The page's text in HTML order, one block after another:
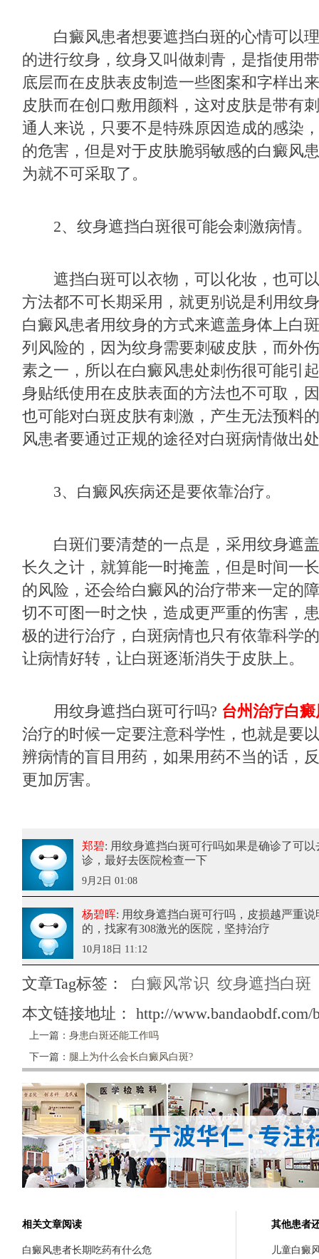
白癜风患者想要遮挡白斑的心情可以理
的进行纹身，纹身又叫做刺青，是指使用
底层而在皮肤表皮制造一些图案和字样出
皮肤而在创口敷用颜料，这对皮肤是带有
通人来说，只要不是特殊原因造成的感染
的危害，但是对于皮肤脆弱敏感的白癜风
为就不可采取了。
2、纹身遮挡白斑很可能会刺激病情。
遮挡白斑可以衣物，可以化妆，也可以
方法都不可长期采用，就更别说是利用纹
白癜风患者用纹身的方式来遮盖身体上白
列风险的，因为纹身需要刺破皮肤，而外
素之一，所以在白癜风患处刺伤很可能引
身贴纸使用在皮肤表面的方法也不可取，
也可能对白斑皮肤有刺激，产生无法预料
风患者要通过正规的途径对白斑病情做出
3、白癜风疾病还是要依靠治疗。
白斑们要清楚的一点是，采用纹身遮盖
长久之计，就算能一时掩盖，但是时间一
的风险，还会给白癜风的治疗带来一定的
切不可图一时之快，造成更严重的伤害，
极的进行治疗，白斑病情也只有依靠科学
让病情好转，让白斑逐渐消失于皮肤上。
用纹身遮挡白斑可行吗? 台州治疗白
治疗的时候一定要注意科学性，也就是要
辨病情的盲目用药，如果用药不当的话，
更加厉害。
郑碧: 用纹身遮挡白斑可行吗如果是确诊了可以
诊，最好去医院检查一下
9月2日 01:08
杨碧晖: 用纹身遮挡白斑可行吗，皮损越严重
的，找家有308激光的医院，坚持治疗
10月18日 11:12
文章Tag标签： 白癜风常识 纹身遮挡白斑
本文链接地址： http://www.bandaobdf.com/
上一篇： 身患白斑还能工作吗
下一篇： 腿上为什么会长白癜风白斑?
相关文章阅读
白癜风患者长期吃药有什么危
其他患者
儿童白癜